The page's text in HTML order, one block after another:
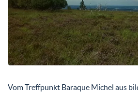
Vom Treffpunkt Baraque Michel aus